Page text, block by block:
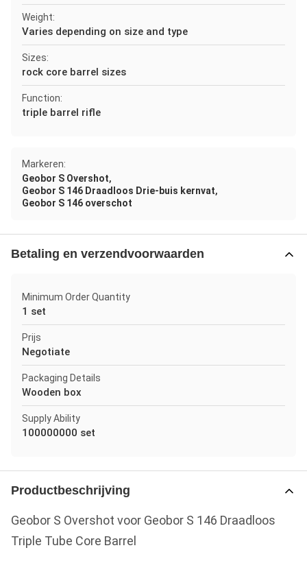
Weight:
Varies depending on size and type
Sizes:
rock core barrel sizes
Function:
triple barrel rifle
Markeren:
Geobor S Overshot,
Geobor S 146 Draadloos Drie-buis kernvat,
Geobor S 146 overschot
Betaling en verzendvoorwaarden
Minimum Order Quantity
1 set
Prijs
Negotiate
Packaging Details
Wooden box
Supply Ability
100000000 set
Productbeschrijving
Geobor S Overshot voor Geobor S 146 Draadloos
Triple Tube Core Barrel